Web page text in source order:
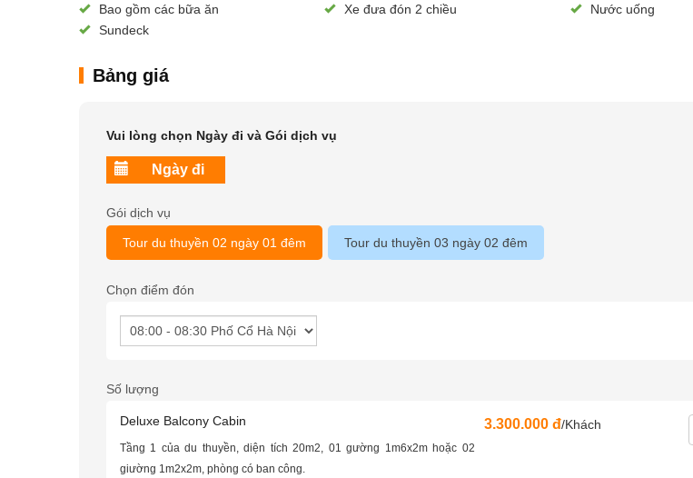
Bao gồm các bữa ăn
Xe đưa đón 2 chiều
Nước uống
Sundeck
Bảng giá
Vui lòng chọn Ngày đi và Gói dịch vụ
Gói dịch vụ
Tour du thuyền 02 ngày 01 đêm Tour du thuyền 03 ngày 02 đêm
Chọn điểm đón
Số lượng
Deluxe Balcony Cabin
Tầng 1 của du thuyền, diện tích 20m2, 01 gường 1m6x2m hoặc 02
giường 1m2x2m, phòng có ban công.
3.300.000 đ/Khách